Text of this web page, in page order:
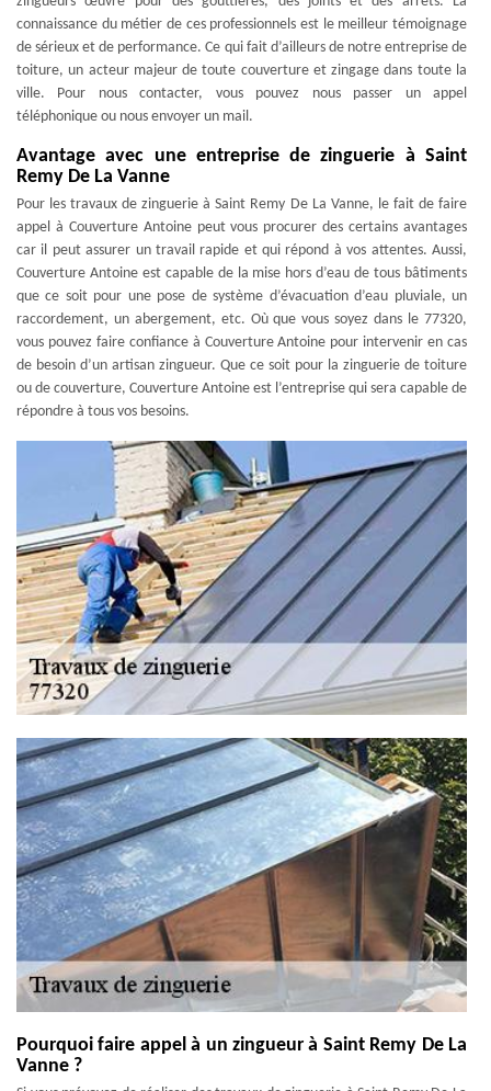
connaissance du métier de ces professionnels est le meilleur témoignage
de sérieux et de performance. Ce qui fait d’ailleurs de notre entreprise de
toiture, un acteur majeur de toute couverture et zingage dans toute la
ville. Pour nous contacter, vous pouvez nous passer un appel
téléphonique ou nous envoyer un mail.
Avantage avec une entreprise de zinguerie à Saint
Remy De La Vanne
Pour les travaux de zinguerie à Saint Remy De La Vanne, le fait de faire
appel à Couverture Antoine peut vous procurer des certains avantages
car il peut assurer un travail rapide et qui répond à vos attentes. Aussi,
Couverture Antoine est capable de la mise hors d’eau de tous bâtiments
que ce soit pour une pose de système d’évacuation d’eau pluviale, un
raccordement, un abergement, etc. Où que vous soyez dans le 77320,
vous pouvez faire confiance à Couverture Antoine pour intervenir en cas
de besoin d’un artisan zingueur. Que ce soit pour la zinguerie de toiture
ou de couverture, Couverture Antoine est l’entreprise qui sera capable de
répondre à tous vos besoins.
Pourquoi faire appel à un zingueur à Saint Remy De La
Vanne ?